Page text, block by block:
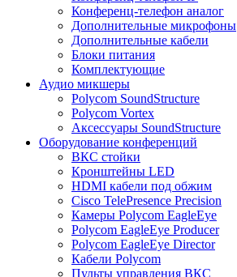
Конференц-телефон аналог
Дополнительные микрофоны
Дополнительные кабели
Блоки питания
Комплектующие
Аудио микшеры
Polycom SoundStructure
Polycom Vortex
Аксессуары SoundStructure
Оборудование конференций
ВКС стойки
Кронштейны LED
HDMI кабели под обжим
Cisco TelePresence Precision
Камеры Polycom EagleEye
Polycom EagleEye Producer
Polycom EagleEye Director
Кабели Polycom
Пульты управления ВКС